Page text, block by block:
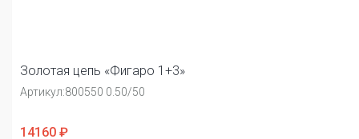
Золотая цепь «Фигаро 1+3»
Артикул:800550 0.50/50
14160 ₽